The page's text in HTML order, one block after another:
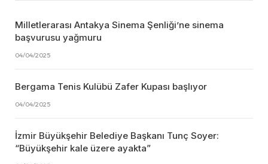
Milletlerarası Antakya Sinema Şenliği’ne sinema
başvurusu yağmuru
04/04/2025
Bergama Tenis Kulübü Zafer Kupası başlıyor
04/04/2025
İzmir Büyükşehir Belediye Başkanı Tunç Soyer:
“Büyükşehir kale üzere ayakta”